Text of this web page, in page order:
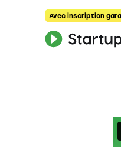
Avec inscription